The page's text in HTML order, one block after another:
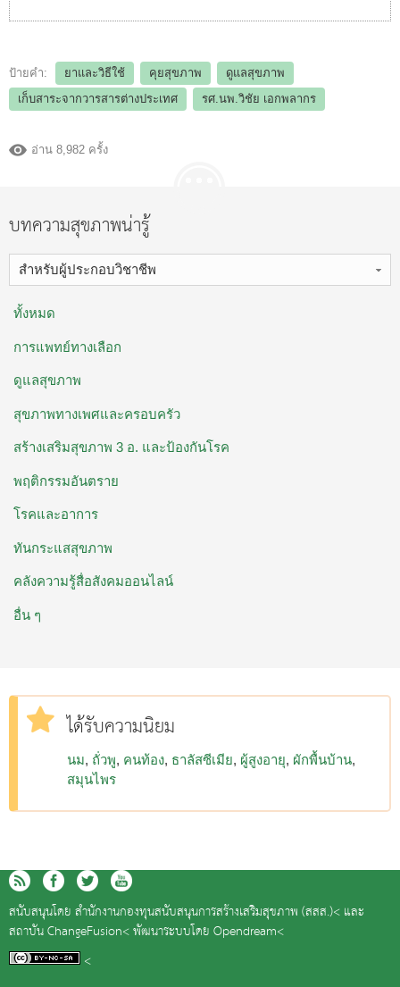
ป้ายคำ: ยาและวิธีใช้ คุยสุขภาพ
ดูแลสุขภาพ
เก็บสาระจากวารสารต่างประเทศ
รศ.นพ.วิชัย เอกพลากร
อ่าน 8,982 ครั้ง
บทความสุขภาพน่ารู้
สำหรับผู้ประกอบวิชาชีพ
ทั้งหมด
การแพทย์ทางเลือก
ดูแลสุขภาพ
สุขภาพทางเพศและครอบครัว
สร้างเสริมสุขภาพ 3 อ. ​และป้องกันโรค
พฤติกรรมอันตราย
โรคและอาการ
ทันกระแสสุขภาพ
คลังความรู้สื่อสังคมออนไลน์
อื่น ๆ
ได้รับความนิยม
นม ถั่วพู คนท้อง ธาลัสซีเมีย ผู้สูงอายุ ผักพื้นบ้าน
สมุนไพร
สนับสนุนโดย สำนักงานกองทุนสนับสนุนการสร้างเสริมสุขภาพ (สสส.)< และ
สถาบัน ChangeFusion<พัฒนาระบบโดย Opendream<
<